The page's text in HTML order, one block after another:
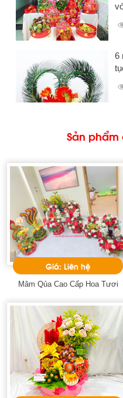
6
Sản
Giá: Liên hệ
Mâm Qủa Cao Cấp Hoa Tươi